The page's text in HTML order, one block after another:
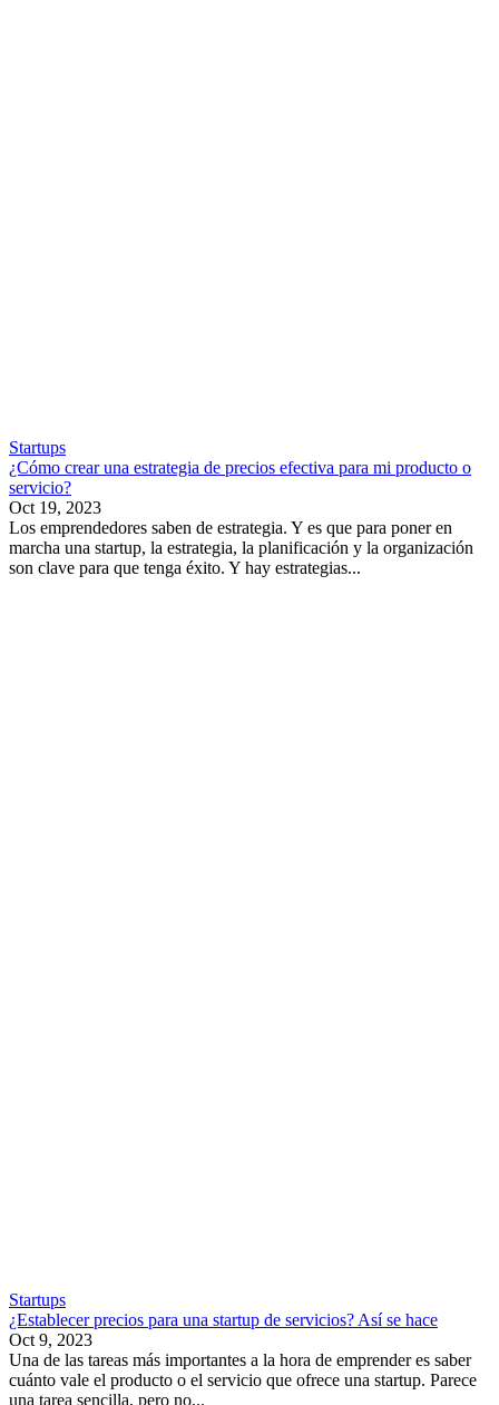
Startups
¿Cómo crear una estrategia de precios efectiva para mi producto o
servicio?
Oct 19, 2023
Los emprendedores saben de estrategia. Y es que para poner en
marcha una startup, la estrategia, la planificación y la organización
son clave para que tenga éxito. Y hay estrategias...
Startups
¿Establecer precios para una startup de servicios? Así se hace
Oct 9, 2023
Una de las tareas más importantes a la hora de emprender es saber
cuánto vale el producto o el servicio que ofrece una startup. Parece
una tarea sencilla, pero no...